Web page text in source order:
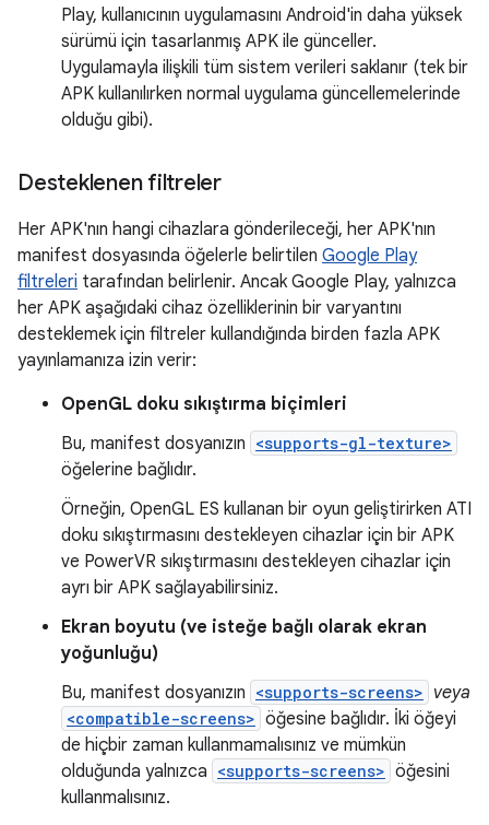
Play, kullanıcının uygulamasını Android'in daha yüksek
sürümü için tasarlanmış APK ile günceller.
Uygulamayla ilişkili tüm sistem verileri saklanır (tek bir
APK kullanılırken normal uygulama güncellemelerinde
olduğu gibi).
Desteklenen filtreler
Her APK'nın hangi cihazlara gönderileceği, her APK'nın
manifest dosyasında öğelerle belirtilen Google Play
filtreleri tarafından belirlenir. Ancak Google Play, yalnızca
her APK aşağıdaki cihaz özelliklerinin bir varyantını
desteklemek için filtreler kullandığında birden fazla APK
yayınlamanıza izin verir:
OpenGL doku sıkıştırma biçimleri
Bu, manifest dosyanızın <supports-gl-texture>
öğelerine bağlıdır.
Örneğin, OpenGL ES kullanan bir oyun geliştirirken ATI
doku sıkıştırmasını destekleyen cihazlar için bir APK
ve PowerVR sıkıştırmasını destekleyen cihazlar için
ayrı bir APK sağlayabilirsiniz.
Ekran boyutu (ve isteğe bağlı olarak ekran
yoğunluğu)
Bu, manifest dosyanızın <supports-screens> veya
<compatible-screens> öğesine bağlıdır. İki öğeyi
de hiçbir zaman kullanmamalısınız ve mümkün
olduğunda yalnızca <supports-screens> öğesini
kullanmalısınız.